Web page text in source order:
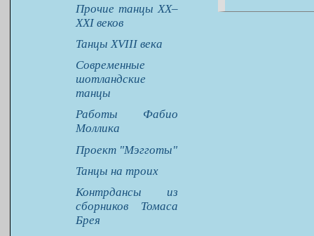
Прочие танцы XX–
XXI веков
Танцы XVIII века
Современные
шотландские
танцы
Работы Фабио
Моллика
Проект "Мэгготы"
Танцы на троих
Контрдансы из
сборников Томаса
Брея